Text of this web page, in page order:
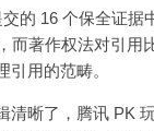
16 个保全证据
而著作权法对引用
引用的范畴。
晰了，腾讯 PK